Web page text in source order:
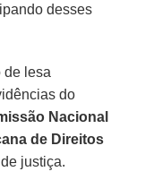
desses
de lesa
do
Nacional
de Direitos
justiça.